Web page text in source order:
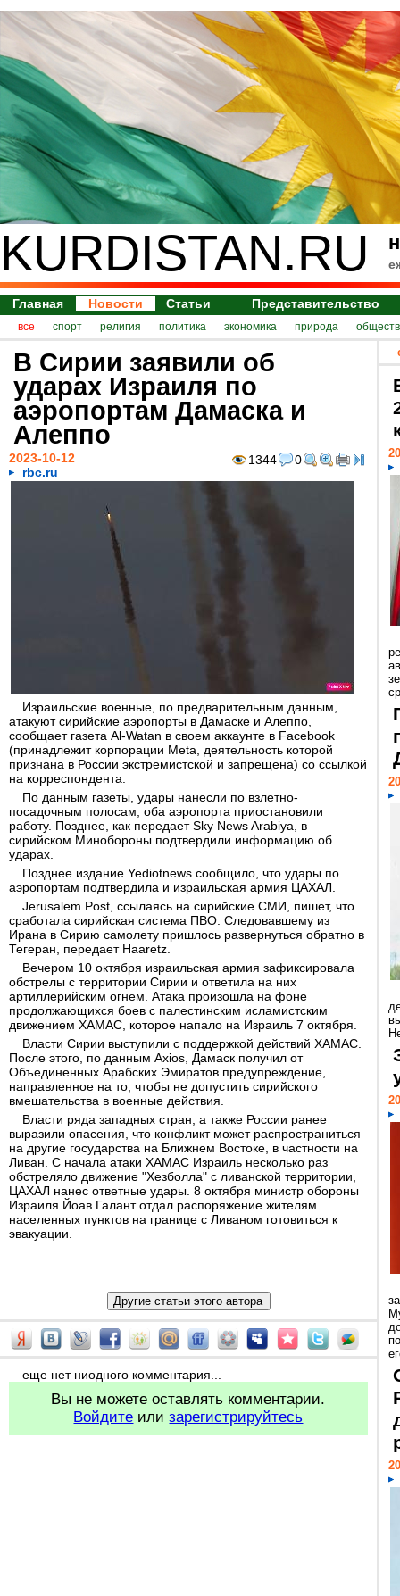
KURDISTAN.RU
Главная Новости Статьи Представительство
все спорт религия политика экономика природа
В Сирии заявили об
ударах Израиля по
аэропортам Дамаска и
Алеппо
1344 0
2023-10-12
rbc.ru
Израильские военные, по предварительным данным,
атакуют сирийские аэропорты в Дамаске и Алеппо,
сообщает газета Al-Watan в своем аккаунте в Facebook
(принадлежит корпорации Meta, деятельность которой
признана в России экстремистской и запрещена) со ссылкой
на корреспондента.
По данным газеты, удары нанесли по взлетно-
посадочным полосам, оба аэропорта приостановили
работу. Позднее, как передает Sky News Arabiya, в
сирийском Минобороны подтвердили информацию об
ударах.
Позднее издание Yediotnews сообщило, что удары по
аэропортам подтвердила и израильская армия ЦАХАЛ.
Jerusalem Post, ссылаясь на сирийские СМИ, пишет, что
сработала сирийская система ПВО. Cледовавшему из
Ирана в Сирию самолету пришлось развернуться обратно в
Тегеран, передает Haaretz.
Вечером 10 октября израильская армия зафиксировала
обстрелы с территории Сирии и ответила на них
артиллерийским огнем. Атака произошла на фоне
продолжающихся боев с палестинским исламистским
движением ХАМАС, которое напало на Израиль 7 октября.
Власти Сирии выступили с поддержкой действий ХАМАС.
После этого, по данным Axios, Дамаск получил от
Объединенных Арабских Эмиратов предупреждение,
направленное на то, чтобы не допустить сирийского
вмешательства в военные действия.
Власти ряда западных стран, а также России ранее
выразили опасения, что конфликт может распространиться
на другие государства на Ближнем Востоке, в частности на
Ливан. С начала атаки ХАМАС Израиль несколько раз
обстреляло движение "Хезболла" с ливанской территории,
ЦАХАЛ нанес ответные удары. 8 октября министр обороны
Израиля Йоав Галант отдал распоряжение жителям
населенных пунктов на границе с Ливаном готовиться к
эвакуации.
еще нет ниодного комментария...
Вы не можете оставлять комментарии.
Войдите илизарегистрируйтесь